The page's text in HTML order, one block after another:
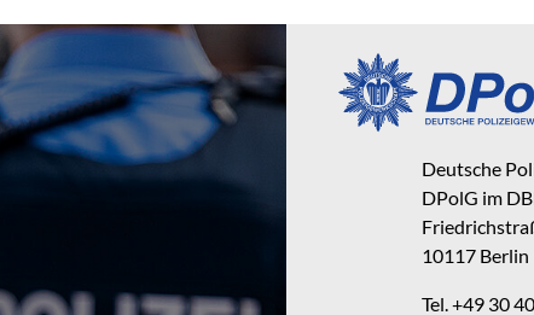
Deutsche
DPolG im
10117 Berlin
Tel. +49 30